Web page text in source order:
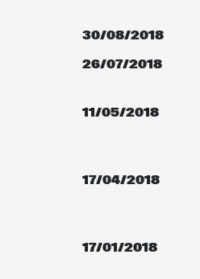
30/08/2018
26/07/2018
11/05/2018
17/04/2018
17/01/2018